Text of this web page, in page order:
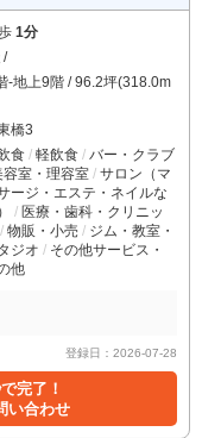
1分
/
-地上9階 / 96.2坪(318.0m
橋3
食 軽飲食
バー・クラブ
容室・理容室
サロン（マ
ージ・エステ・ネイルな
医療・歯科・クリニッ
物販・小売
ジム・教室・
ジオ
その他サービス・
他
登録日：2026-07-28
完了！
い合わせ